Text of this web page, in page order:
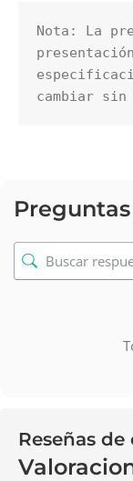
Nota: La
cambiar
Reseñas